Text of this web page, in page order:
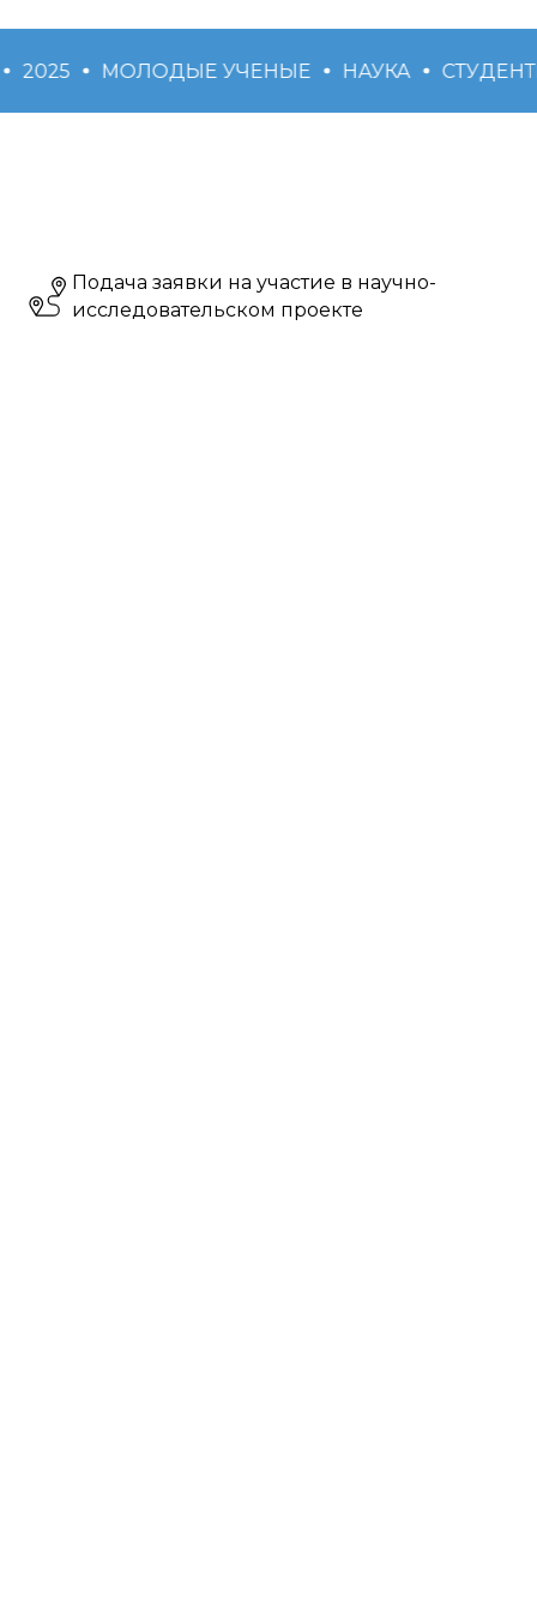
2025 МОЛОДЫЕ УЧЕНЫЕ НАУКА СТУДЕНТЫ
Подача заявки на участие в научно-
исследовательском проекте